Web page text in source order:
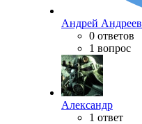
Андрей Андреев
0 ответов
1 вопрос
Александр
1 ответ